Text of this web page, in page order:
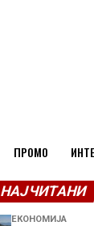
ПРОМО
НАЈЧИТАНИ
ЕКОНОМИЈА